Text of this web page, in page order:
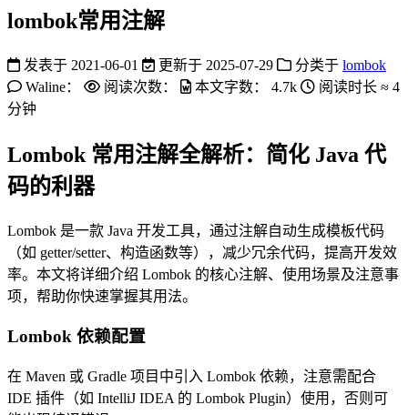
lombok常用注解
发表于 2021-06-01 更新于 2025-07-29 分类于 lombok
Waline：
阅读次数： 本文字数： 4.7k 阅读时长 ≈ 4
分钟
Lombok 常用注解全解析：简化 Java 代
码的利器
Lombok 是一款 Java 开发工具，通过注解自动生成模板代码
（如 getter/setter、构造函数等），减少冗余代码，提高开发效
率。本文将详细介绍 Lombok 的核心注解、使用场景及注意事
项，帮助你快速掌握其用法。
Lombok 依赖配置
在 Maven 或 Gradle 项目中引入 Lombok 依赖，注意需配合
IDE 插件（如 IntelliJ IDEA 的 Lombok Plugin）使用，否则可